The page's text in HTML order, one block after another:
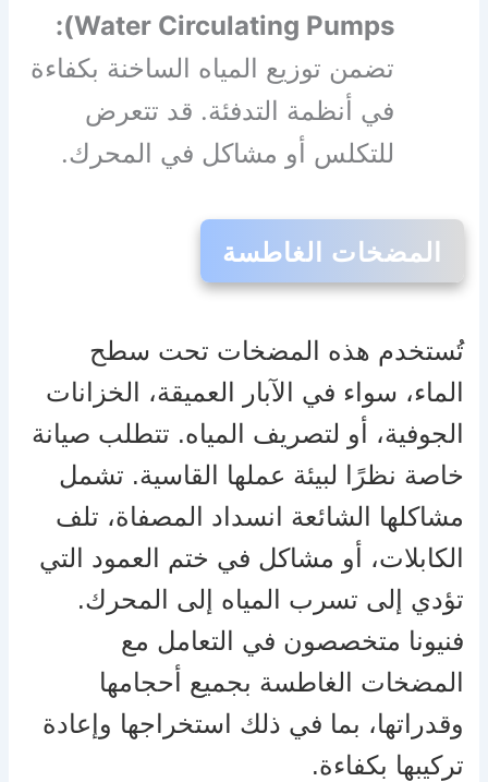
Water Circulating Pumps):
تضمن توزيع المياه الساخنة بكفاءة
في أنظمة التدفئة. قد تتعرض
للتكلس أو مشاكل في المحرك.
المضخات الغاطسة
تُستخدم هذه المضخات تحت سطح
الماء، سواء في الآبار العميقة، الخزانات
الجوفية، أو لتصريف المياه. تتطلب صيانة
خاصة نظرًا لبيئة عملها القاسية. تشمل
مشاكلها الشائعة انسداد المصفاة، تلف
الكابلات، أو مشاكل في ختم العمود التي
تؤدي إلى تسرب المياه إلى المحرك.
فنيونا متخصصون في التعامل مع
المضخات الغاطسة بجميع أحجامها
وقدراتها، بما في ذلك استخراجها وإعادة
تركيبها بكفاءة.